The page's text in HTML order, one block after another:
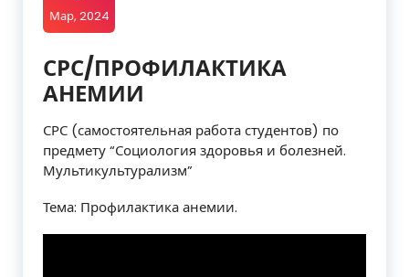
Мар, 2024
СРС/ПРОФИЛАКТИКА
АНЕМИИ
СРС (самостоятельная работа студентов) по
предмету “Социология здоровья и болезней.
Мультикультурализм”
Тема: Профилактика анемии.